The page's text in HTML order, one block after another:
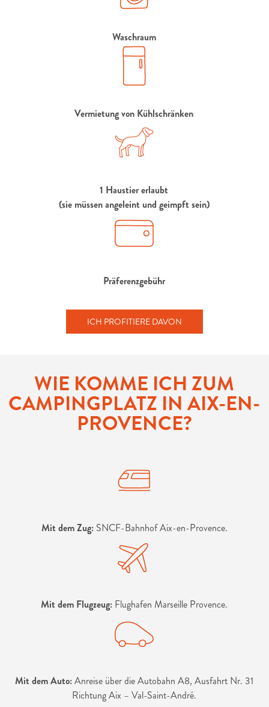
Waschraum
Vermietung von Kühlschränken
1 Haustier erlaubt
(sie müssen angeleint und geimpft sein)
Präferenzgebühr
ICH PROFITIERE DAVON
WIE KOMME ICH ZUM
CAMPINGPLATZ IN AIX-EN-
PROVENCE?
Mit dem Zug:SNCF-Bahnhof Aix-en-Provence.
Mit dem Flugzeug: Flughafen Marseille Provence.
Mit dem Auto:Anreise über die Autobahn A8, Ausfahrt Nr. 31
Richtung Aix – Val-Saint-André.